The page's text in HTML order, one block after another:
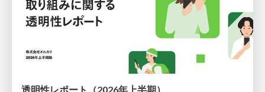
透明性レポート（2026年上半期）